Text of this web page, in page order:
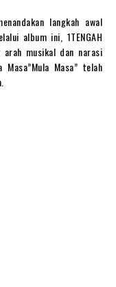
langkah awal
album ini, 1TENGAH
arah musikal dan narasi
Masa” telah